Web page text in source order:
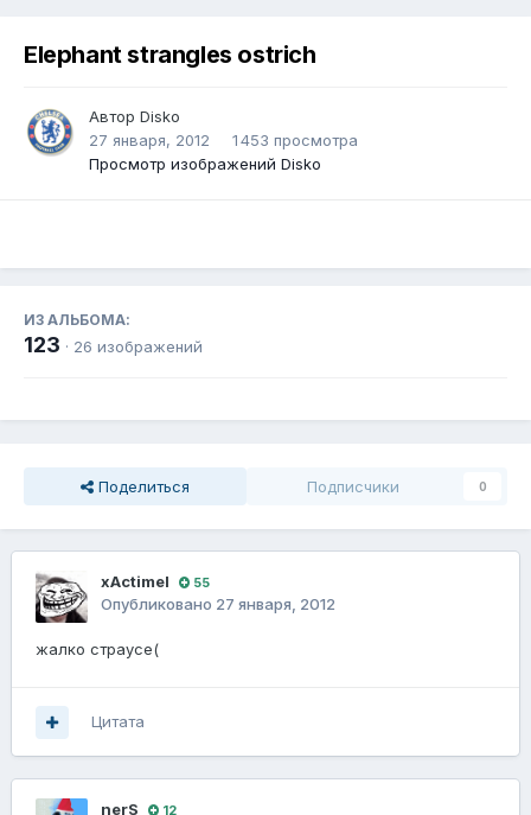
Elephant strangles ostrich
Автор Disko
27 января, 2012
1 453 просмотра
Просмотр изображений Disko
ИЗ АЛЬБОМА:
123 · 26 изображений
Поделиться Подписчики 0
xActimel 55
Опубликовано 27 января, 2012
жалко страусе(
Цитата
nerS 12